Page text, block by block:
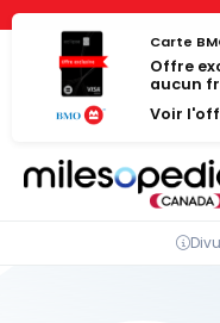
Panneau de gestion
Passer
contenu
Carte
Offre
aucun
Voir